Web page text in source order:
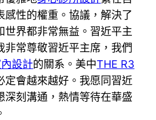
感性的權重。協議，解決了
世界都非常無益。習近平主
非常尊敬習近平主席，我們
設計的關系。美中THE R3
定會越來越好。我愿同習近
深刻溝通，熱情等待在華盛